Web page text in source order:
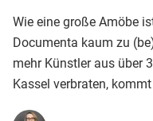
Wie eine große Amöbe
Documenta kaum zu
mehr Künstler aus über
Kassel verbraten,